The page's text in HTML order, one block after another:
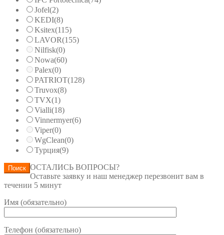
Jofel(2)
KEDI(8)
Ksitex(115)
LAVOR(155)
Nilfisk(0)
Nowa(60)
Palex(0)
PATRIOT(128)
Truvox(8)
TVX(1)
Vialli(18)
Vinnermyer(6)
Viper(0)
WgClean(0)
Турция(9)
Поиск ОСТАЛИСЬ ВОПРОСЫ?
Оставьте заявку и наш менеджер перезвонит вам в
течении 5 минут
Имя (обязательно)
Телефон (обязательно)